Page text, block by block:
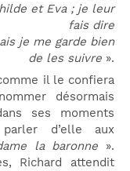
et Eva ; je leur
fais dire
je me garde bien
de les suivre ».
il le confiera
désormais
ses moments
d’elle aux
la baronne ».
Richard attendit